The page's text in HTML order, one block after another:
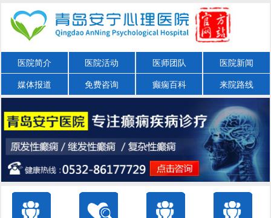
医院简介 医院活动 医师团队 医院新闻
媒体报道 免费咨询 癫痫百科 来院路线